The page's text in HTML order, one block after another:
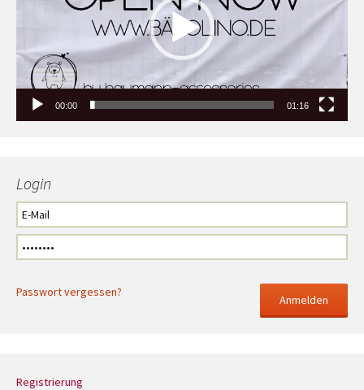
00:00 01:16
Login
Passwort vergessen?
Registrierung